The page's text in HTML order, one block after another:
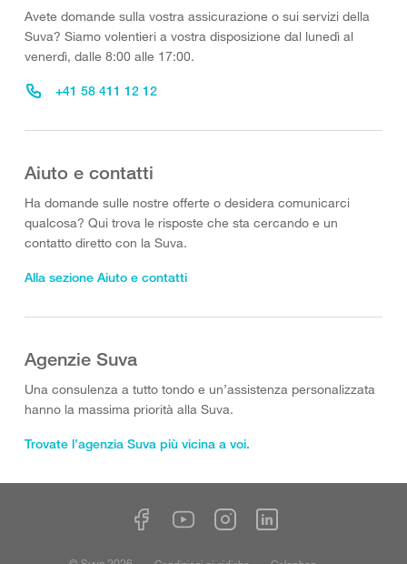
Avete domande sulla vostra assicurazione o sui servizi della
Suva? Siamo volentieri a vostra disposizione dal lunedì al
venerdì, dalle 8:00 alle 17:00.
+41 58 411 12 12
Aiuto e contatti
Ha domande sulle nostre offerte o desidera comunicarci
qualcosa? Qui trova le risposte che sta cercando e un
contatto diretto con la Suva.
Alla sezione Aiuto e contatti
Agenzie Suva
Una consulenza a tutto tondo e un’assistenza personalizzata
hanno la massima priorità alla Suva.
Trovate l’agenzia Suva più vicina a voi.